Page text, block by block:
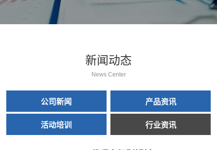
新闻动态
News Center
公司新闻 产品资讯
活动培训 行业资讯